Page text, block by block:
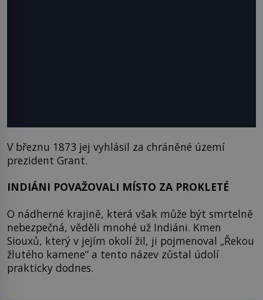
V březnu 1873 jej vyhlásil za chráněné území
prezident Grant.
INDIÁNI POVAŽOVALI MÍSTO ZA PROKLETÉ
O nádherné krajině, která však může být smrtelně
nebezpečná, věděli mnohé už Indiáni. Kmen
Siouxů, který v jejím okolí žil, ji pojmenoval „Řekou
žlutého kamene“ a tento název zůstal údolí
prakticky dodnes.